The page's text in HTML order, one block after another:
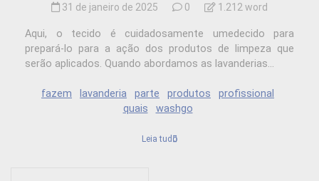
31 de janeiro de 2025 0 1.212 word
Aqui, o tecido é cuidadosamente umedecido para
prepará-lo para a ação dos produtos de limpeza que
serão aplicados. Quando abordamos as lavanderias...
fazem lavanderia parte produtos
profissional
quais
washgo
Leia tudo